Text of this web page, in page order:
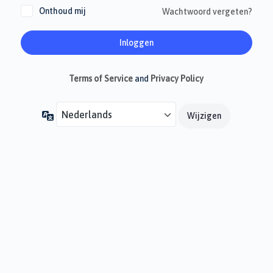
Onthoud mij Wachtwoord vergeten?
Terms of Service and Privacy Policy
Taal